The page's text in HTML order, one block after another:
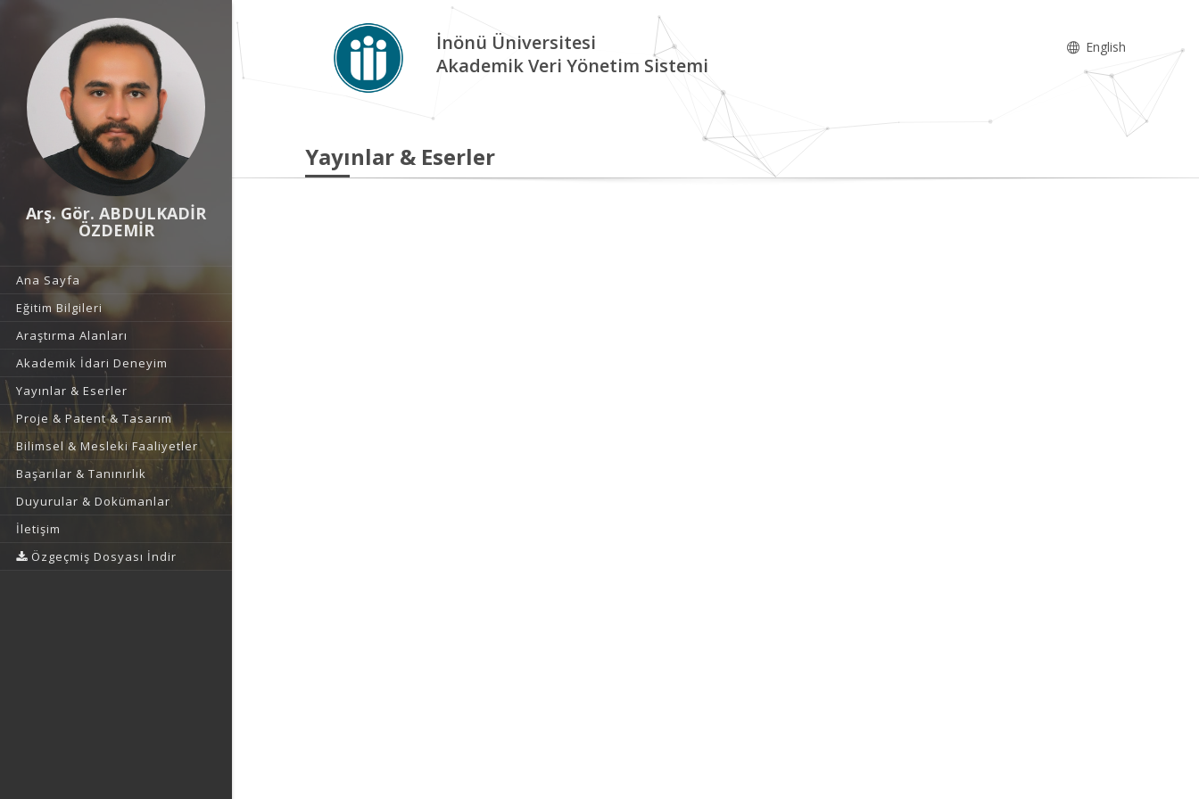
Arş. Gör. ABDULKADİR
ÖZDEMİR
Ana Sayfa
Eğitim Bilgileri
Araştırma Alanları
Akademik İdari Deneyim
Yayınlar & Eserler
Proje & Patent & Tasarım
Bilimsel & Mesleki Faaliyetler
Başarılar & Tanınırlık
Duyurular & Dokümanlar
İletişim
Özgeçmiş Dosyası İndir
İnönü Üniversitesi
Akademik Veri Yönetim Sistemi
English
Yayınlar & Eserler